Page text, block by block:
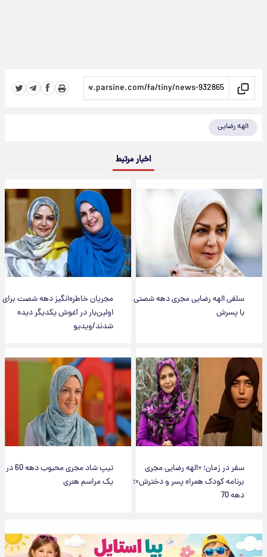
الهه رضایی
اخبار مرتبط
سلفی الهه رضایی مجری دهه شصتی
با پسرش
مجریان خاطره‌انگیز دهه شصت برای
اولین‌بار در آغوش یکدیگر دیده
شدند/ویدیو
سفر در زمان؛ «الهه رضایی مجری
برنامه کودک همراه پسر و دخترش»؛
دهه 70
تیپ شاد مجری محبوب دهه 60 در
یک مراسم هنری